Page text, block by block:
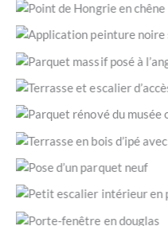
valeur d’un arbre.
Point de Hongrie en chêne
Suite à un ponçage
peinture noire spéciale
(PACA / ©
Parquet massif posé à
83550 / ©
Terrasse fabriquée sur
d’accès à la piscine et
Application d’une huile
dans une zone de
océanographique de
Terrasse en bois d’ipé
(Lorgues
Pose d’un parquet neuf
(Fréjus 83 /
Petit escalier intérieur
83340 / ©